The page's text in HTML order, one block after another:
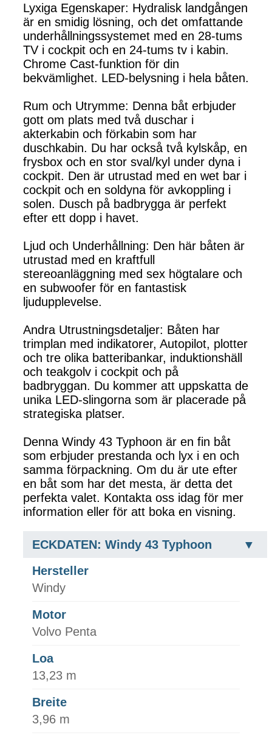
Lyxiga Egenskaper: Hydralisk landgången
är en smidig lösning, och det omfattande
underhållningssystemet med en 28-tums
TV i cockpit och en 24-tums tv i kabin.
Chrome Cast-funktion för din
bekvämlighet. LED-belysning i hela båten.
Rum och Utrymme: Denna båt erbjuder
gott om plats med två duschar i
akterkabin och förkabin som har
duschkabin. Du har också två kylskåp, en
frysbox och en stor sval/kyl under dyna i
cockpit. Den är utrustad med en wet bar i
cockpit och en soldyna för avkoppling i
solen. Dusch på badbrygga är perfekt
efter ett dopp i havet.
Ljud och Underhållning: Den här båten är
utrustad med en kraftfull
stereoanläggning med sex högtalare och
en subwoofer för en fantastisk
ljudupplevelse.
Andra Utrustningsdetaljer: Båten har
trimplan med indikatorer, Autopilot, plotter
och tre olika batteribankar, induktionshäll
och teakgolv i cockpit och på
badbryggan. Du kommer att uppskatta de
unika LED-slingorna som är placerade på
strategiska platser.
Denna Windy 43 Typhoon är en fin båt
som erbjuder prestanda och lyx i en och
samma förpackning. Om du är ute efter
en båt som har det mesta, är detta det
perfekta valet. Kontakta oss idag för mer
information eller för att boka en visning.
ECKDATEN: Windy 43 Typhoon
Hersteller
Windy
Motor
Volvo Penta
Loa
13,23 m
Breite
3,96 m